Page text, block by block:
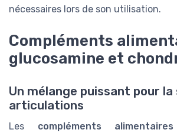
nécessaires lors de son utilisation.
Compléments
glucosamine et
Un mélange puissant pour
articulations
Les compléments alimentaires